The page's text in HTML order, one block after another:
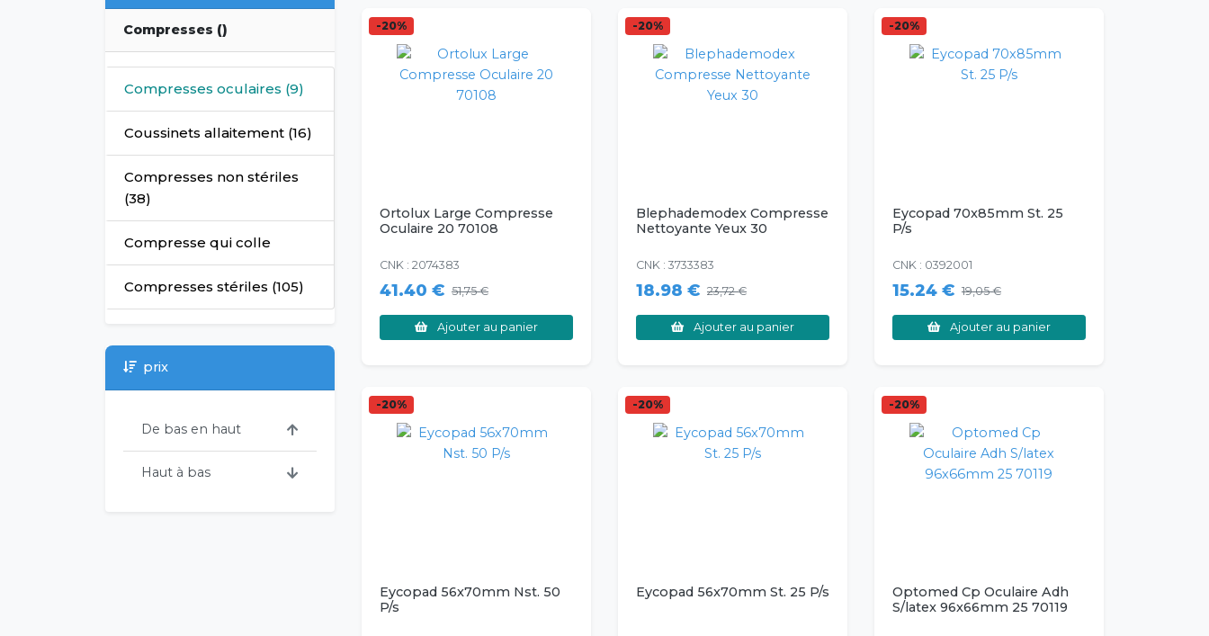
Compresses ()
Compresses oculaires (9)
Coussinets allaitement (16)
Compresses non stériles
(38)
Compresse qui colle
Compresses stériles (105)
prix
De bas en haut
Haut à bas
-20%
Ortolux Large Compresse
Oculaire 20 70108
CNK : 2074383
41.40 € 51,75 €
Ajouter au panier
-20%
Blephademodex Compresse
Nettoyante Yeux 30
CNK : 3733383
18.98 € 23,72 €
Ajouter au panier
-20%
Eycopad 70x85mm St. 25
P/s
CNK : 0392001
15.24 € 19,05 €
Ajouter au panier
-20%
Eycopad 56x70mm Nst. 50
P/s
-20%
Eycopad 56x70mm St. 25 P/s
-20%
Optomed Cp Oculaire Adh
S/latex 96x66mm 25 70119